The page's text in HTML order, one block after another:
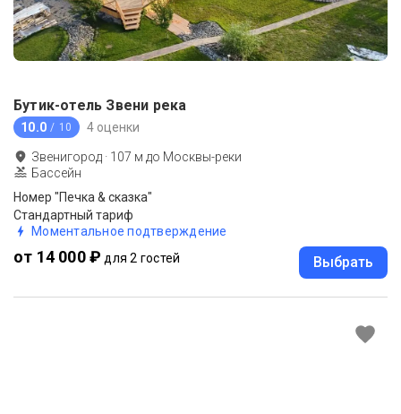
Бутик-отель Звени река
10.0 / 10 4 оценки
Звенигород · 107 м до Москвы-реки
Бассейн
Номер "Печка & сказка"
Стандартный тариф
Моментальное подтверждение
от 14 000 ₽ для 2 гостей Выбрать